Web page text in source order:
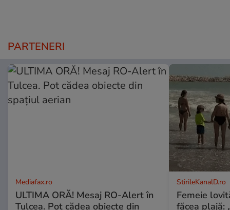
PARTENERI
Mediafax.ro
ULTIMA ORĂ! Mesaj RO-Alert în
Tulcea. Pot cădea obiecte din
StirileKanalD.ro
Femeie
făcea plajă: